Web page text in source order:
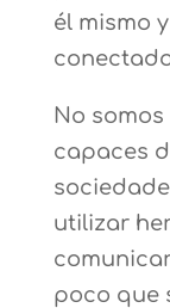
él mismo
No
capaces
utilizar
poco que